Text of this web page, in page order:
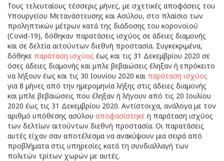
Τους τελευταίους τέσσερις μήνες, με σχετικές αποφάσεις του
Υπουργείου Μετανάστευσης και Ασύλου, στο πλαίσιο των
προληπτικών μέτρων κατά της διάδοσης του κορονοϊού
(Covid-19), δόθηκαν παρατάσεις ισχύος σε άδειες διαμονής
και σε δελτία αιτούντων διεθνή προστασία. Συγκεκριμένα,
δόθηκε παράταση ισχύος έως και τις 31 Δεκεμβρίου 2020 σε
όσες άδειες διαμονής και μπλε βεβαιώσεις έληξαν ή επρόκειτο
να λήξουν έως και τις 30 Ιουνίου 2020 και παράταση ισχύος
για 8 μήνες από την ημερομηνία λήξης στις άδειες διαμονής
και μπλε βεβαιώσεις που έληξαν ή λήγουν από τις 20 Ιουλίου
2020 έως τις 31 Δεκεμβρίου 2020. Αντίστοιχα, ανάλογα με τον
αριθμό υπόθεσης ασύλου αποφασίστηκε η παράταση ισχύος
των δελτίων αιτούντων διεθνή προστασία. Οι παρατάσεις
αυτές είχαν σαν αποτέλεσμα να ανακύψουν μια σειρά από
προβλήματα στις υπηρεσίες κατά τη συνδιαλλαγή των
πολιτών τρίτων χωρών με αυτές.